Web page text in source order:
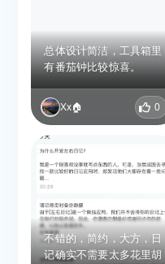
总体设计简洁，工具箱里
有番茄钟比较惊喜。
Xx🏠 0
不错的，简约，大方，日
记确实不需要太多花里胡